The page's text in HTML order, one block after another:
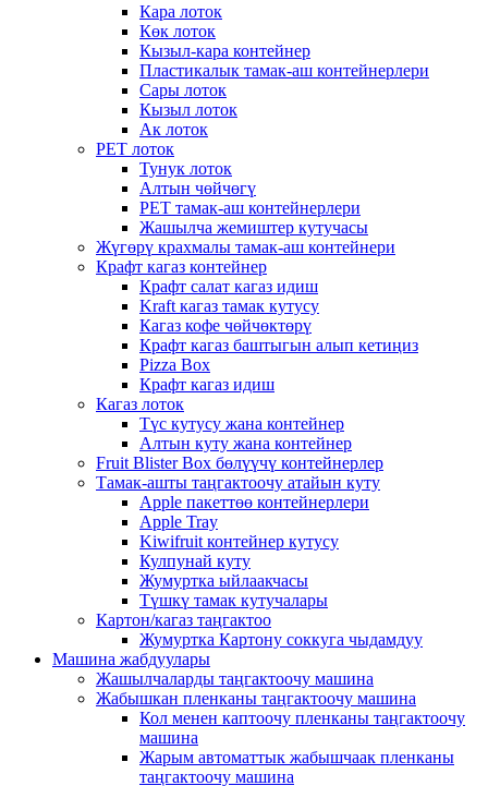
Кара лоток
Көк лоток
Кызыл-кара контейнер
Пластикалык тамак-аш контейнерлери
Сары лоток
Кызыл лоток
Ак лоток
PET лоток
Тунук лоток
Алтын чөйчөгү
PET тамак-аш контейнерлери
Жашылча жемиштер кутучасы
Жүгөрү крахмалы тамак-аш контейнери
Крафт кагаз контейнер
Крафт салат кагаз идиш
Kraft кагаз тамак кутусу
Кагаз кофе чөйчөктөрү
Крафт кагаз баштыгын алып кетиңиз
Pizza Box
Крафт кагаз идиш
Кагаз лоток
Түс кутусу жана контейнер
Алтын куту жана контейнер
Fruit Blister Box бөлүүчү контейнерлер
Тамак-ашты таңгактоочу атайын куту
Apple пакеттөө контейнерлери
Apple Tray
Kiwifruit контейнер кутусу
Кулпунай куту
Жумуртка ыйлаакчасы
Түшкү тамак кутучалары
Картон/кагаз таңгактоо
Жумуртка Картону соккуга чыдамдуу
Машина жабдуулары
Жашылчаларды таңгактоочу машина
Жабышкан пленканы таңгактоочу машина
Кол менен каптоочу пленканы таңгактоочу
машина
Жарым автоматтык жабышчаак пленканы
таңгактоочу машина